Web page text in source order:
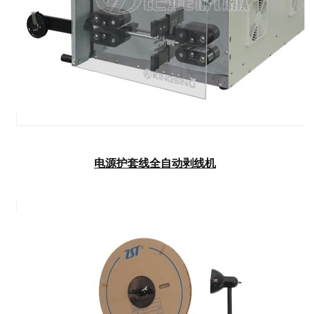
电源护套线全自动剥线机